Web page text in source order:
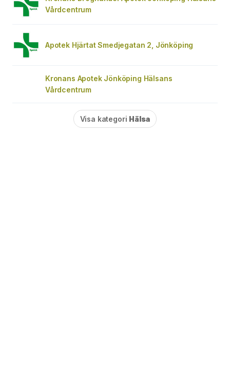
Vårdcentrum
Apotek Hjärtat Smedjegatan 2, Jönköping
Kronans Apotek Jönköping Hälsans
Vårdcentrum
Visa kategori Hälsa